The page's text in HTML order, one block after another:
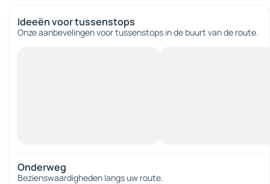
Ideeën voor tussenstops
Onze aanbevelingen voor tussenstops in de buurt van de route.
Onderweg
Bezienswaardigheden langs uw route.